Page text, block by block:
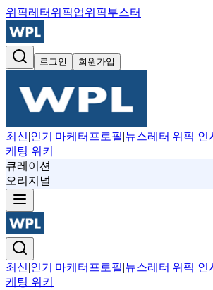
위픽레터 위픽업위픽부스터
로그인 회원가입
최신|인기 |마케터프로필|뉴스레터 |위픽 인
케팅 위키
큐레이션
오리지널
최신|인기 |마케터프로필|뉴스레터 |위픽 인
케팅 위키